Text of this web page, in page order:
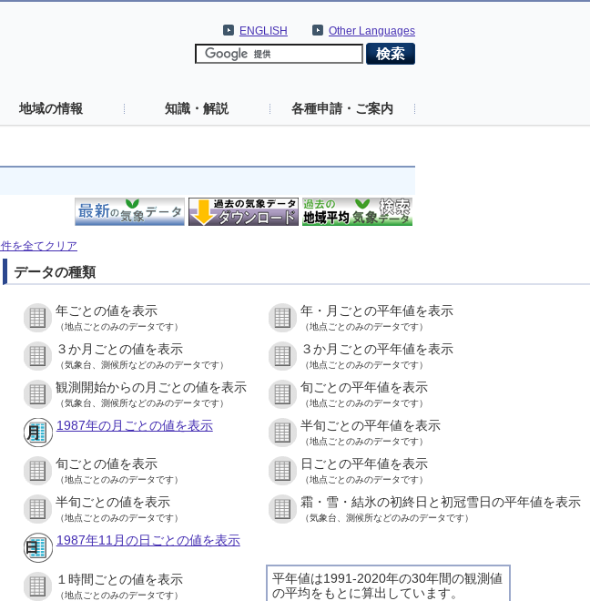
Other Languages
ENGLISH
地域の情報 知識・解説 各種申請・ご案内
を全てクリア
データの種類
年ごとの値を表示
（地点ごとのみのデータです）
年・月ごとの平年値を表示
（地点ごとのみのデータです）
３か月ごとの値を表示
（気象台、測候所などのみのデータです）
３か月ごとの平年値を表示
（地点ごとのみのデータです）
観測開始からの月ごとの値を表示
（気象台、測候所などのみのデータです）
旬ごとの平年値を表示
（地点ごとのみのデータです）
1987年の月ごとの値を表示 半旬ごとの平年値を表示
（地点ごとのみのデータです）
旬ごとの値を表示
（地点ごとのみのデータです）
日ごとの平年値を表示
（地点ごとのみのデータです）
半旬ごとの値を表示
（地点ごとのみのデータです）
霜・雪・結氷の初終日と初冠雪日の平年値を表示
（気象台、測候所などのみのデータです）
1987年11月の日ごとの値を表示
平年値は1991-2020年の30年間の観測値
の平均をもとに算出しています。
１時間ごとの値を表示
（地点ごとのみのデータです）